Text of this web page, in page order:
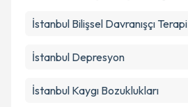
İstanbul Bilişsel Davranışçı Terapi
İstanbul Depresyon
İstanbul Kaygı Bozuklukları